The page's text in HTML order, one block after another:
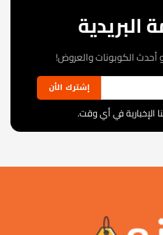
البريدية
أحدث الكوبونات والعروض!
إشترك الأن
الإخبارية في أي وقت.